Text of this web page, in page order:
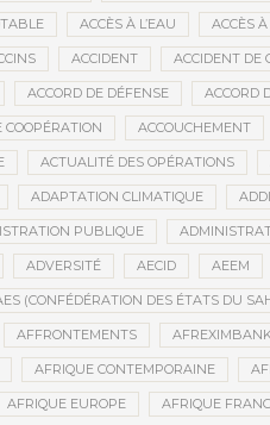
ACCÈS À L’EAU ACCÈS
ACCIDENT ACCIDENT DE
ACCORD DE DÉFENSE ACCORD
COOPÉRATION ACCOUCHEMENT
ACTUALITÉ DES OPÉRATIONS
ADAPTATION CLIMATIQUE
PUBLIQUE
ADVERSITÉ AECID AEEM
(CONFÉDÉRATION DES ÉTATS DU
AFFRONTEMENTS
AFRIQUE CONTEMPORAINE
AFRIQUE EUROPE AFRIQUE